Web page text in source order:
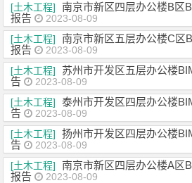
[土木工程]
南京市新区四层办公楼B区
报告
2023-08-09
[土木工程]
南京市新区五层办公楼C区
报告
2023-08-09
[土木工程]
苏州市开发区五层办公楼
告
2023-08-09
[土木工程]
泰州市开发区四层办公楼
告
2023-08-09
[土木工程]
扬州市开发区四层办公楼
告
2023-08-09
[土木工程]
南京市新区四层办公楼A区
报告
2023-08-09